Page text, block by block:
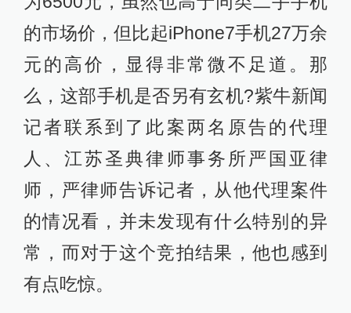
的市场价，但比起iPhone7手机27万余
元的高价，显得非常微不足道。那
么，这部手机是否另有玄机?紫牛新闻
记者联系到了此案两名原告的代理
人、江苏圣典律师事务所严国亚律
师，严律师告诉记者，从他代理案件
的情况看，并未发现有什么特别的异
常，而对于这个竞拍结果，他也感到
有点吃惊。